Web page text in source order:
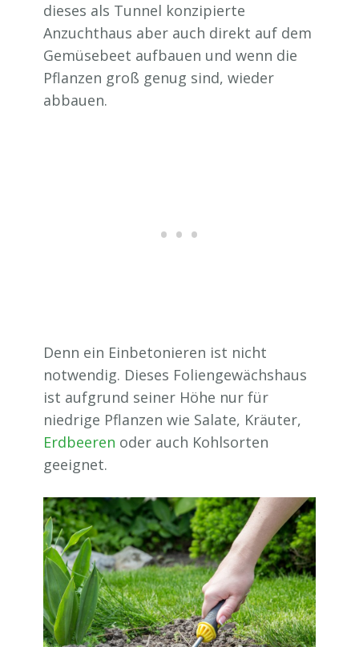
dieses als Tunnel konzipierte
Anzuchthaus aber auch direkt auf dem
Gemüsebeet aufbauen und wenn die
Pflanzen groß genug sind, wieder
abbauen.
Denn ein Einbetonieren ist nicht
notwendig. Dieses Foliengewächshaus
ist aufgrund seiner Höhe nur für
niedrige Pflanzen wie Salate, Kräuter,
Erdbeeren oder auch Kohlsorten
geeignet.